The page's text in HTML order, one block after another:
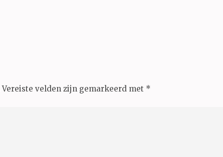
Vereiste velden zijn gemarkeerd met *